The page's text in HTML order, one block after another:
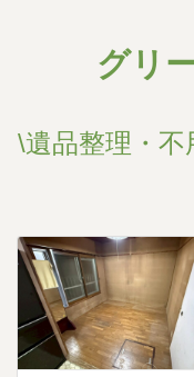
グリ
\遺品整理・